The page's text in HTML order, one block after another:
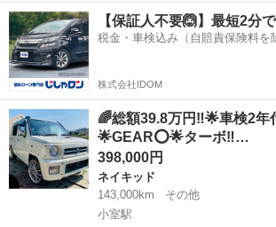
【保証人不要🙆】最短2分
税金・車検込み（自賠責保険料を
株式会社IDOM
🌈総額39.8万円‼️🌟車検2年
🌟GEAR⭕️🌟ターボ‼️…
398,000円
ネイキッド
143,000km
その他
小室駅